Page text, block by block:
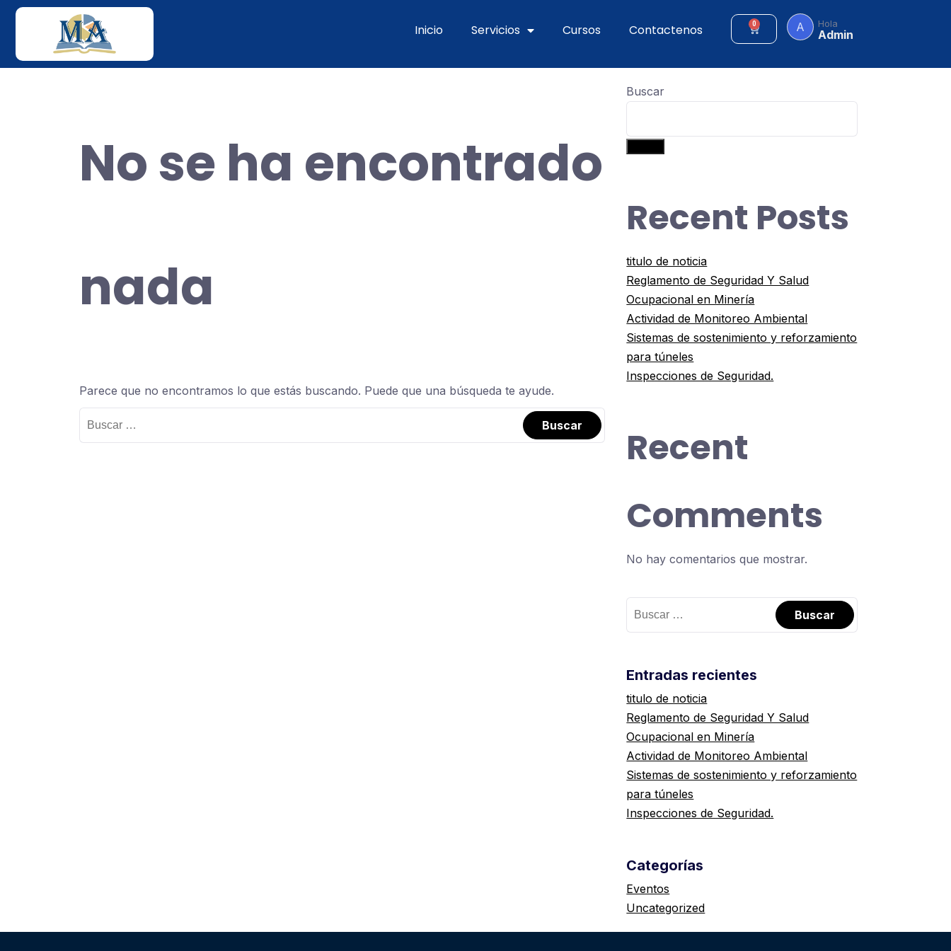
Inicio Servicios Cursos Contactenos 0 A Hola
Admin
No se ha encontrado
nada
Parece que no encontramos lo que estás buscando. Puede que una búsqueda te ayude.
Buscar
Recent Posts
titulo de noticia
Reglamento de Seguridad Y Salud
Ocupacional en Minería
Actividad de Monitoreo Ambiental
Sistemas de sostenimiento y reforzamiento
para túneles
Inspecciones de Seguridad.
Recent
Comments
No hay comentarios que mostrar.
Entradas recientes
titulo de noticia
Reglamento de Seguridad Y Salud
Ocupacional en Minería
Actividad de Monitoreo Ambiental
Sistemas de sostenimiento y reforzamiento
para túneles
Inspecciones de Seguridad.
Categorías
Eventos
Uncategorized